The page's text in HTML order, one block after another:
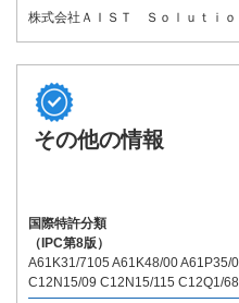
株式会社ＡＩＳＴ Ｓｏｌｕｔｉｏ
その他の情報
国際特許分類
（IPC第8版）
A61K31/7105 A61K48/00 A61P35/
C12N15/09 C12N15/115 C12Q1/68